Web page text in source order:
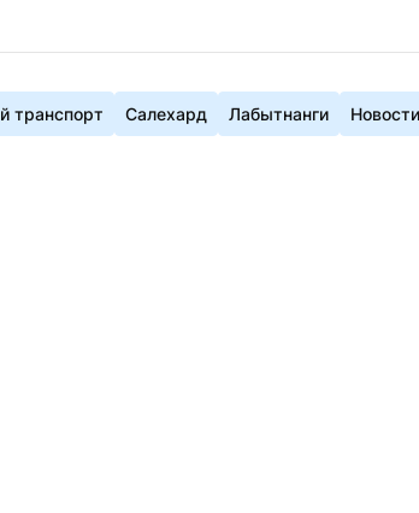
транспорт Салехард Лабытнанги